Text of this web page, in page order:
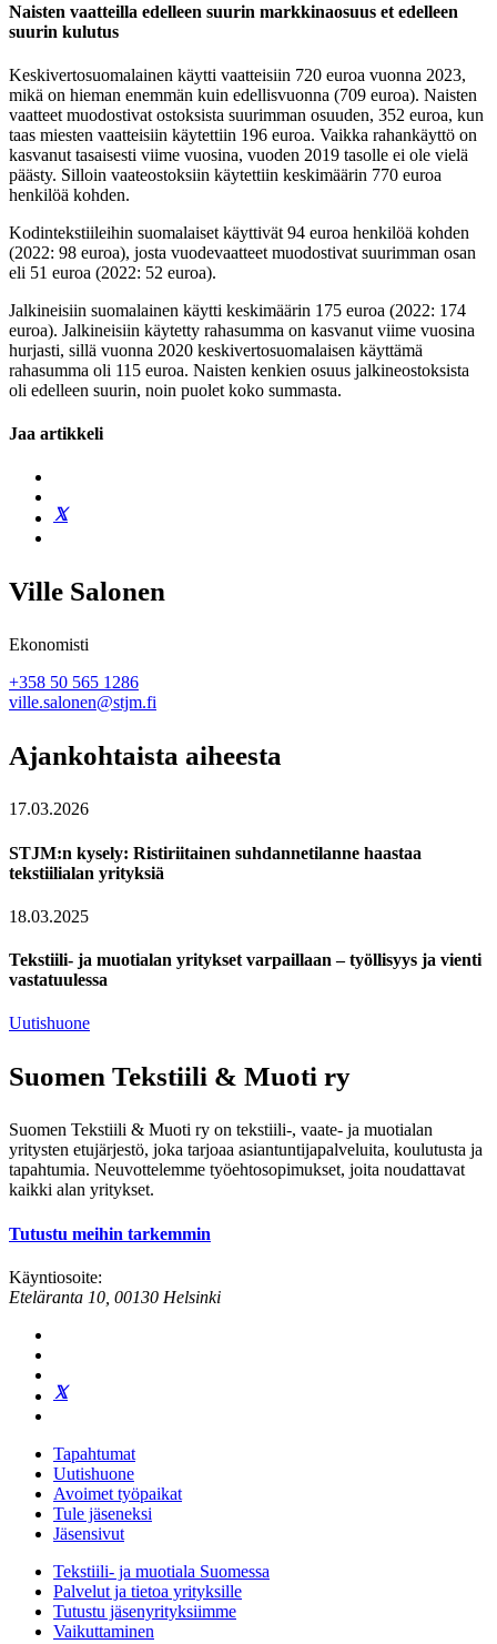
Naisten vaatteilla edelleen suurin markkinaosuus et edelleen
suurin kulutus
Keskivertosuomalainen käytti vaatteisiin 720 euroa vuonna 2023,
mikä on hieman enemmän kuin edellisvuonna (709 euroa). Naisten
vaatteet muodostivat ostoksista suurimman osuuden, 352 euroa, kun
taas miesten vaatteisiin käytettiin 196 euroa. Vaikka rahankäyttö on
kasvanut tasaisesti viime vuosina, vuoden 2019 tasolle ei ole vielä
päästy. Silloin vaateostoksiin käytettiin keskimäärin 770 euroa
henkilöä kohden.
Kodintekstiileihin suomalaiset käyttivät 94 euroa henkilöä kohden
(2022: 98 euroa), josta vuodevaatteet muodostivat suurimman osan
eli 51 euroa (2022: 52 euroa).
Jalkineisiin suomalainen käytti keskimäärin 175 euroa (2022: 174
euroa). Jalkineisiin käytetty rahasumma on kasvanut viime vuosina
hurjasti, sillä vuonna 2020 keskivertosuomalaisen käyttämä
rahasumma oli 115 euroa. Naisten kenkien osuus jalkineostoksista
oli edelleen suurin, noin puolet koko summasta.
Jaa artikkeli
Ville Salonen
Ekonomisti
+358 50 565 1286
ville.salonen@stjm.fi
Ajankohtaista aiheesta
17.03.2026
STJM:n kysely: Ristiriitainen suhdannetilanne haastaa
tekstiilialan yrityksiä
18.03.2025
Tekstiili- ja muotialan yritykset varpaillaan – työllisyys ja vienti
vastatuulessa
Uutishuone
Suomen Tekstiili & Muoti ry
Suomen Tekstiili & Muoti ry on tekstiili-, vaate- ja muotialan
yritysten etujärjestö, joka tarjoaa asiantuntijapalveluita, koulutusta ja
tapahtumia. Neuvottelemme työehtosopimukset, joita noudattavat
kaikki alan yritykset.
Tutustu meihin tarkemmin
Käyntiosoite:
Eteläranta 10, 00130 Helsinki
Tapahtumat
Uutishuone
Avoimet työpaikat
Tule jäseneksi
Jäsensivut
Tekstiili- ja muotiala Suomessa
Palvelut ja tietoa yrityksille
Tutustu jäsenyrityksiimme
Vaikuttaminen